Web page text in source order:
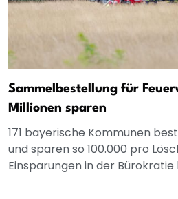
Sammelbestellung für
Millionen sparen
171 bayerische Kommunen
und sparen so 100.000 pro
Einsparungen in der Bürokratie